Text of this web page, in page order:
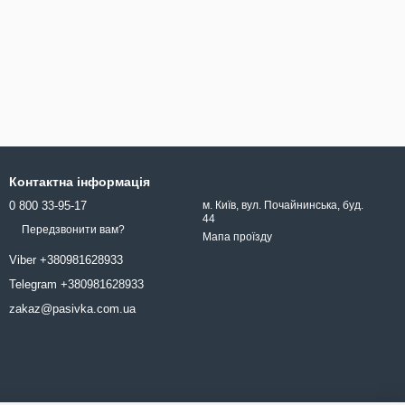
Контактна інформація
0 800 33-95-17
Передзвонити вам?
Viber +380981628933
Telegram +380981628933
zakaz@pasivka.com.ua
м. Київ, вул. Почайнинська, буд.
44
Мапа проїзду